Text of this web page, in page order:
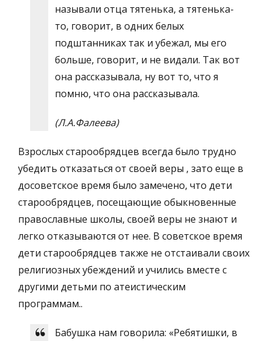
называли отца тятенька, а тятенька-
то, говорит, в одних белых
подштанниках так и убежал, мы его
больше, говорит, и не видали. Так вот
она рассказывала, ну вот то, что я
помню, что она рассказывала.
(Л.А.Фалеева)
Взрослых старообрядцев всегда было трудно
убедить отказаться от своей веры , зато еще в
досоветское время было замечено, что дети
старообрядцев, посещающие обыкновенные
православные школы, своей веры не знают и
легко отказываются от нее. В советское время
дети старообрядцев также не отстаивали своих
религиозных убеждений и учились вместе с
другими детьми по атеистическим
программам..
Бабушка нам говорила: «Ребятишки, в